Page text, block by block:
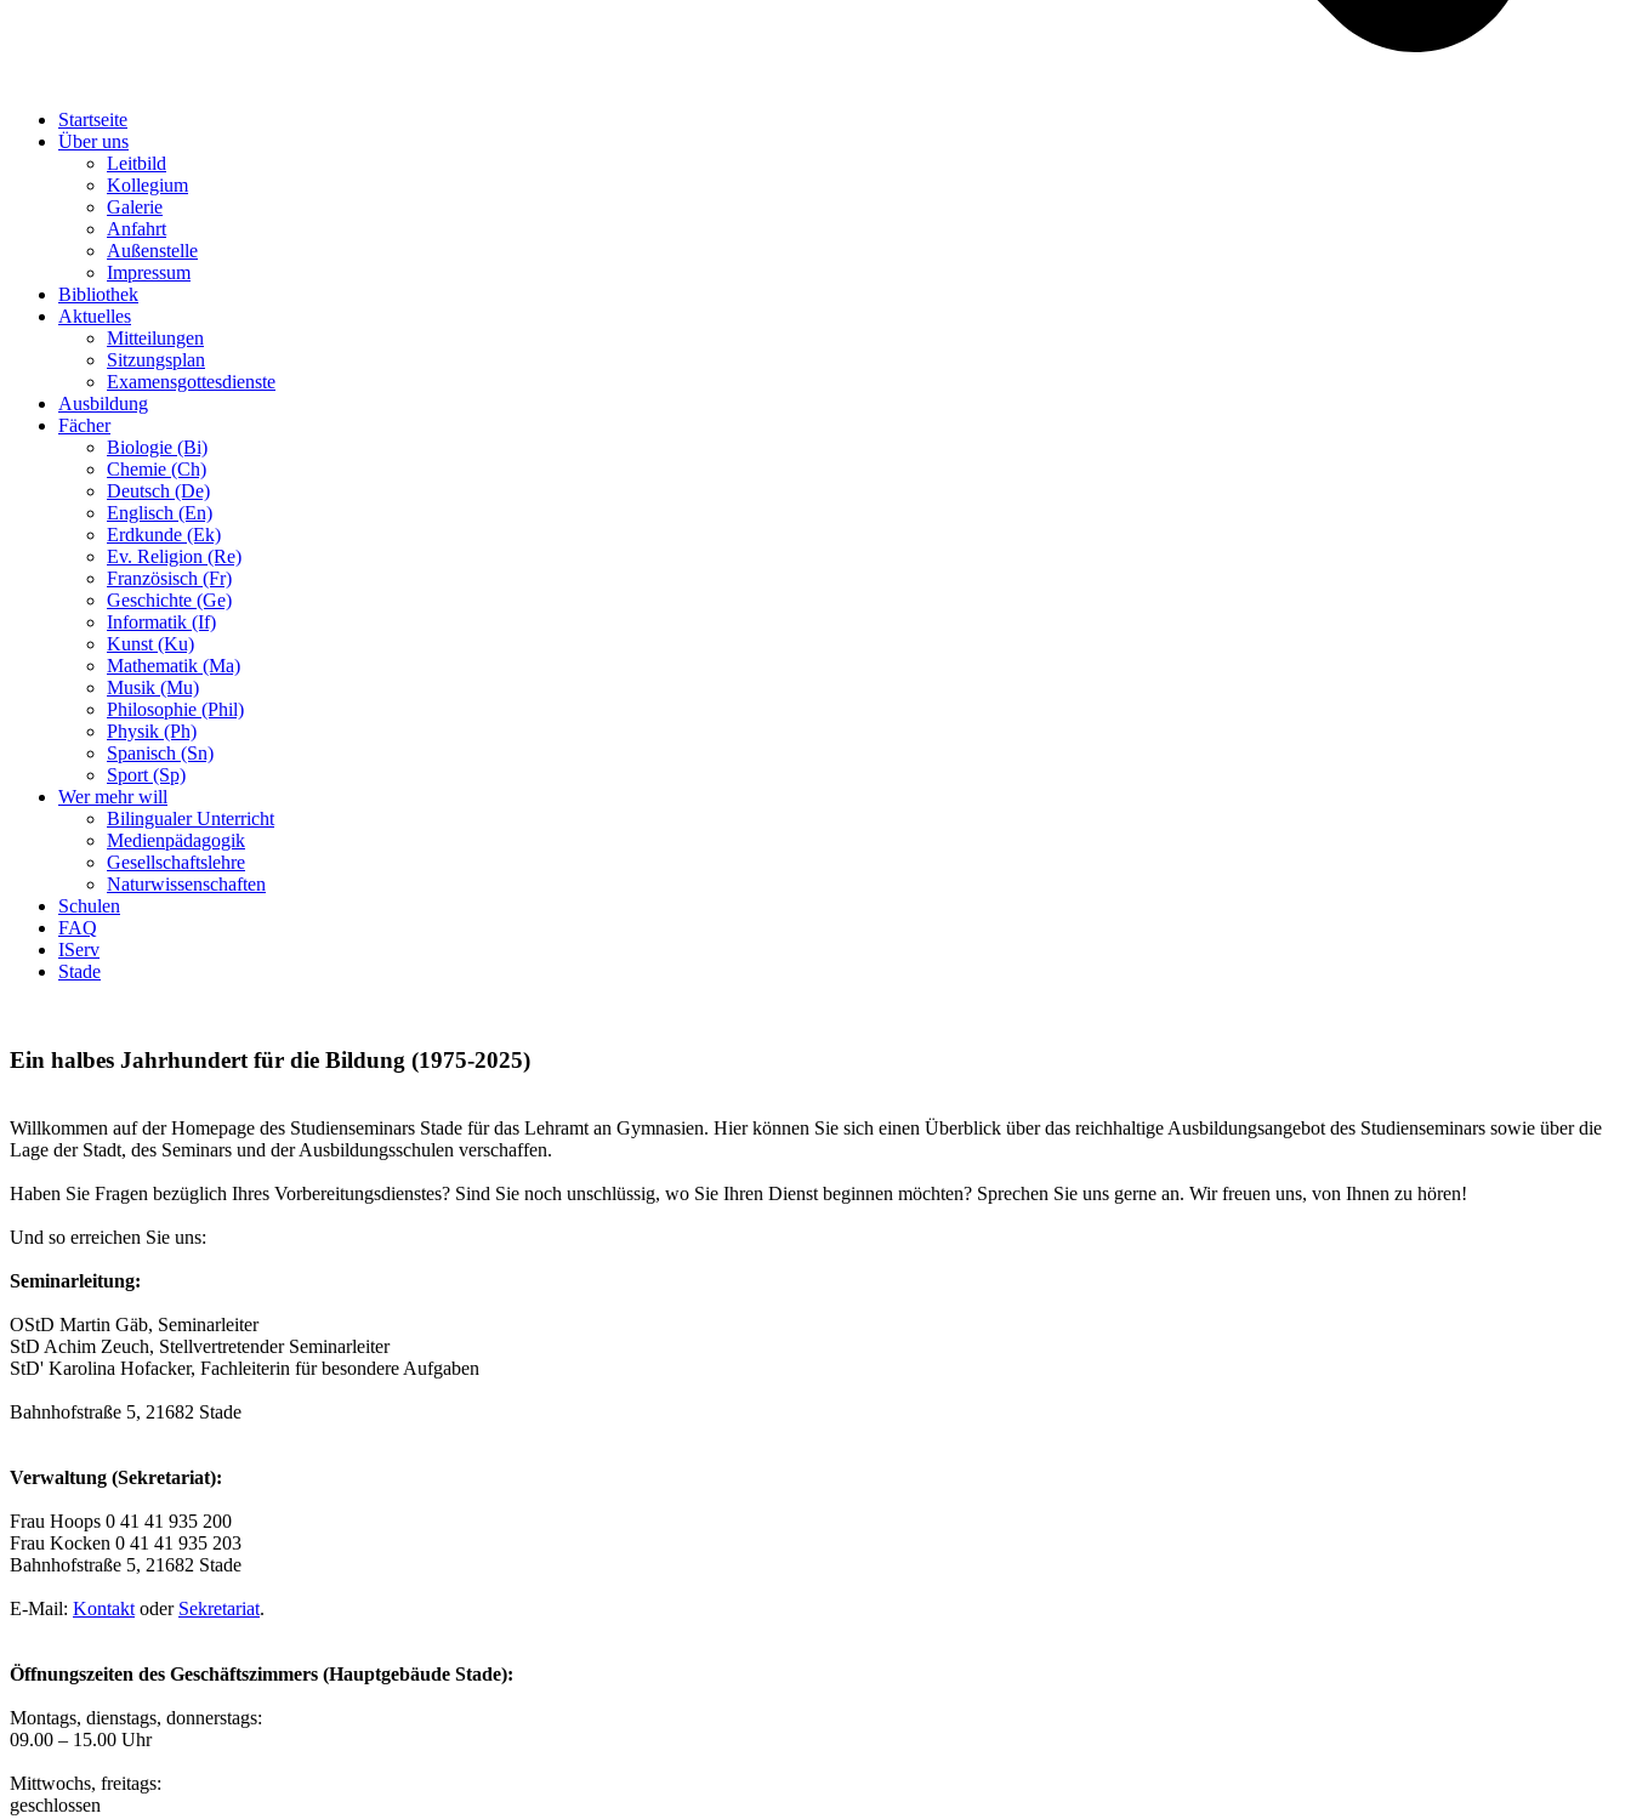
Startseite
Über uns
Leitbild
Kollegium
Galerie
Anfahrt
Außenstelle
Impressum
Bibliothek
Aktuelles
Mitteilungen
Sitzungsplan
Examensgottesdienste
Ausbildung
Fächer
Biologie (Bi)
Chemie (Ch)
Deutsch (De)
Englisch (En)
Erdkunde (Ek)
Ev. Religion (Re)
Französisch (Fr)
Geschichte (Ge)
Informatik (If)
Kunst (Ku)
Mathematik (Ma)
Musik (Mu)
Philosophie (Phil)
Physik (Ph)
Spanisch (Sn)
Sport (Sp)
Wer mehr will
Bilingualer Unterricht
Medienpädagogik
Gesellschaftslehre
Naturwissenschaften
Schulen
FAQ
IServ
Stade
Ein halbes Jahrhundert für die Bildung (1975-2025)
Willkommen auf der Homepage des Studienseminars Stade für das Lehramt an Gymnasien. Hier können Sie sich einen Überblick über das reichhaltige Ausbildungsangebot des Studienseminars sowie über die
Lage der Stadt, des Seminars und der Ausbildungsschulen verschaffen.
Haben Sie Fragen bezüglich Ihres Vorbereitungsdienstes? Sind Sie noch unschlüssig, wo Sie Ihren Dienst beginnen möchten? Sprechen Sie uns gerne an. Wir freuen uns, von Ihnen zu hören!
Und so erreichen Sie uns:
Seminarleitung:
OStD Martin Gäb, Seminarleiter
StD Achim Zeuch, Stellvertretender Seminarleiter
StD' Karolina Hofacker, Fachleiterin für besondere Aufgaben
Bahnhofstraße 5, 21682 Stade
Verwaltung (Sekretariat):
Frau Hoops 0 41 41 935 200
Frau Kocken 0 41 41 935 203
Bahnhofstraße 5, 21682 Stade
E-Mail: Kontaktoder Sekretariat.
Öffnungszeiten des Geschäftszimmers (Hauptgebäude Stade):
Montags, dienstags, donnerstags:
09.00 – 15.00 Uhr
Mittwochs, freitags:
geschlossen